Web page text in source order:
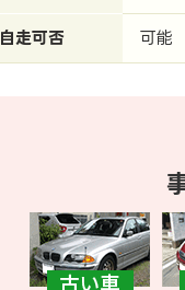
自走可否 可能